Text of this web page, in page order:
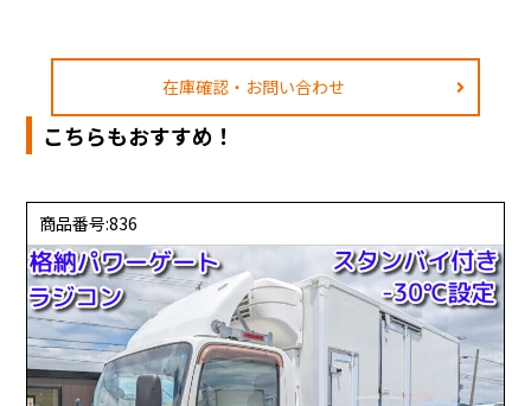
在庫確認・お問い合わせ
こちらもおすすめ！
商品番号:836